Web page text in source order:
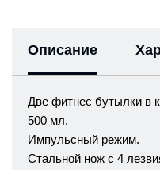
Описание
Две фитнес бутылки в
500 мл.
Импульсный режим.
Стальной нож с 4